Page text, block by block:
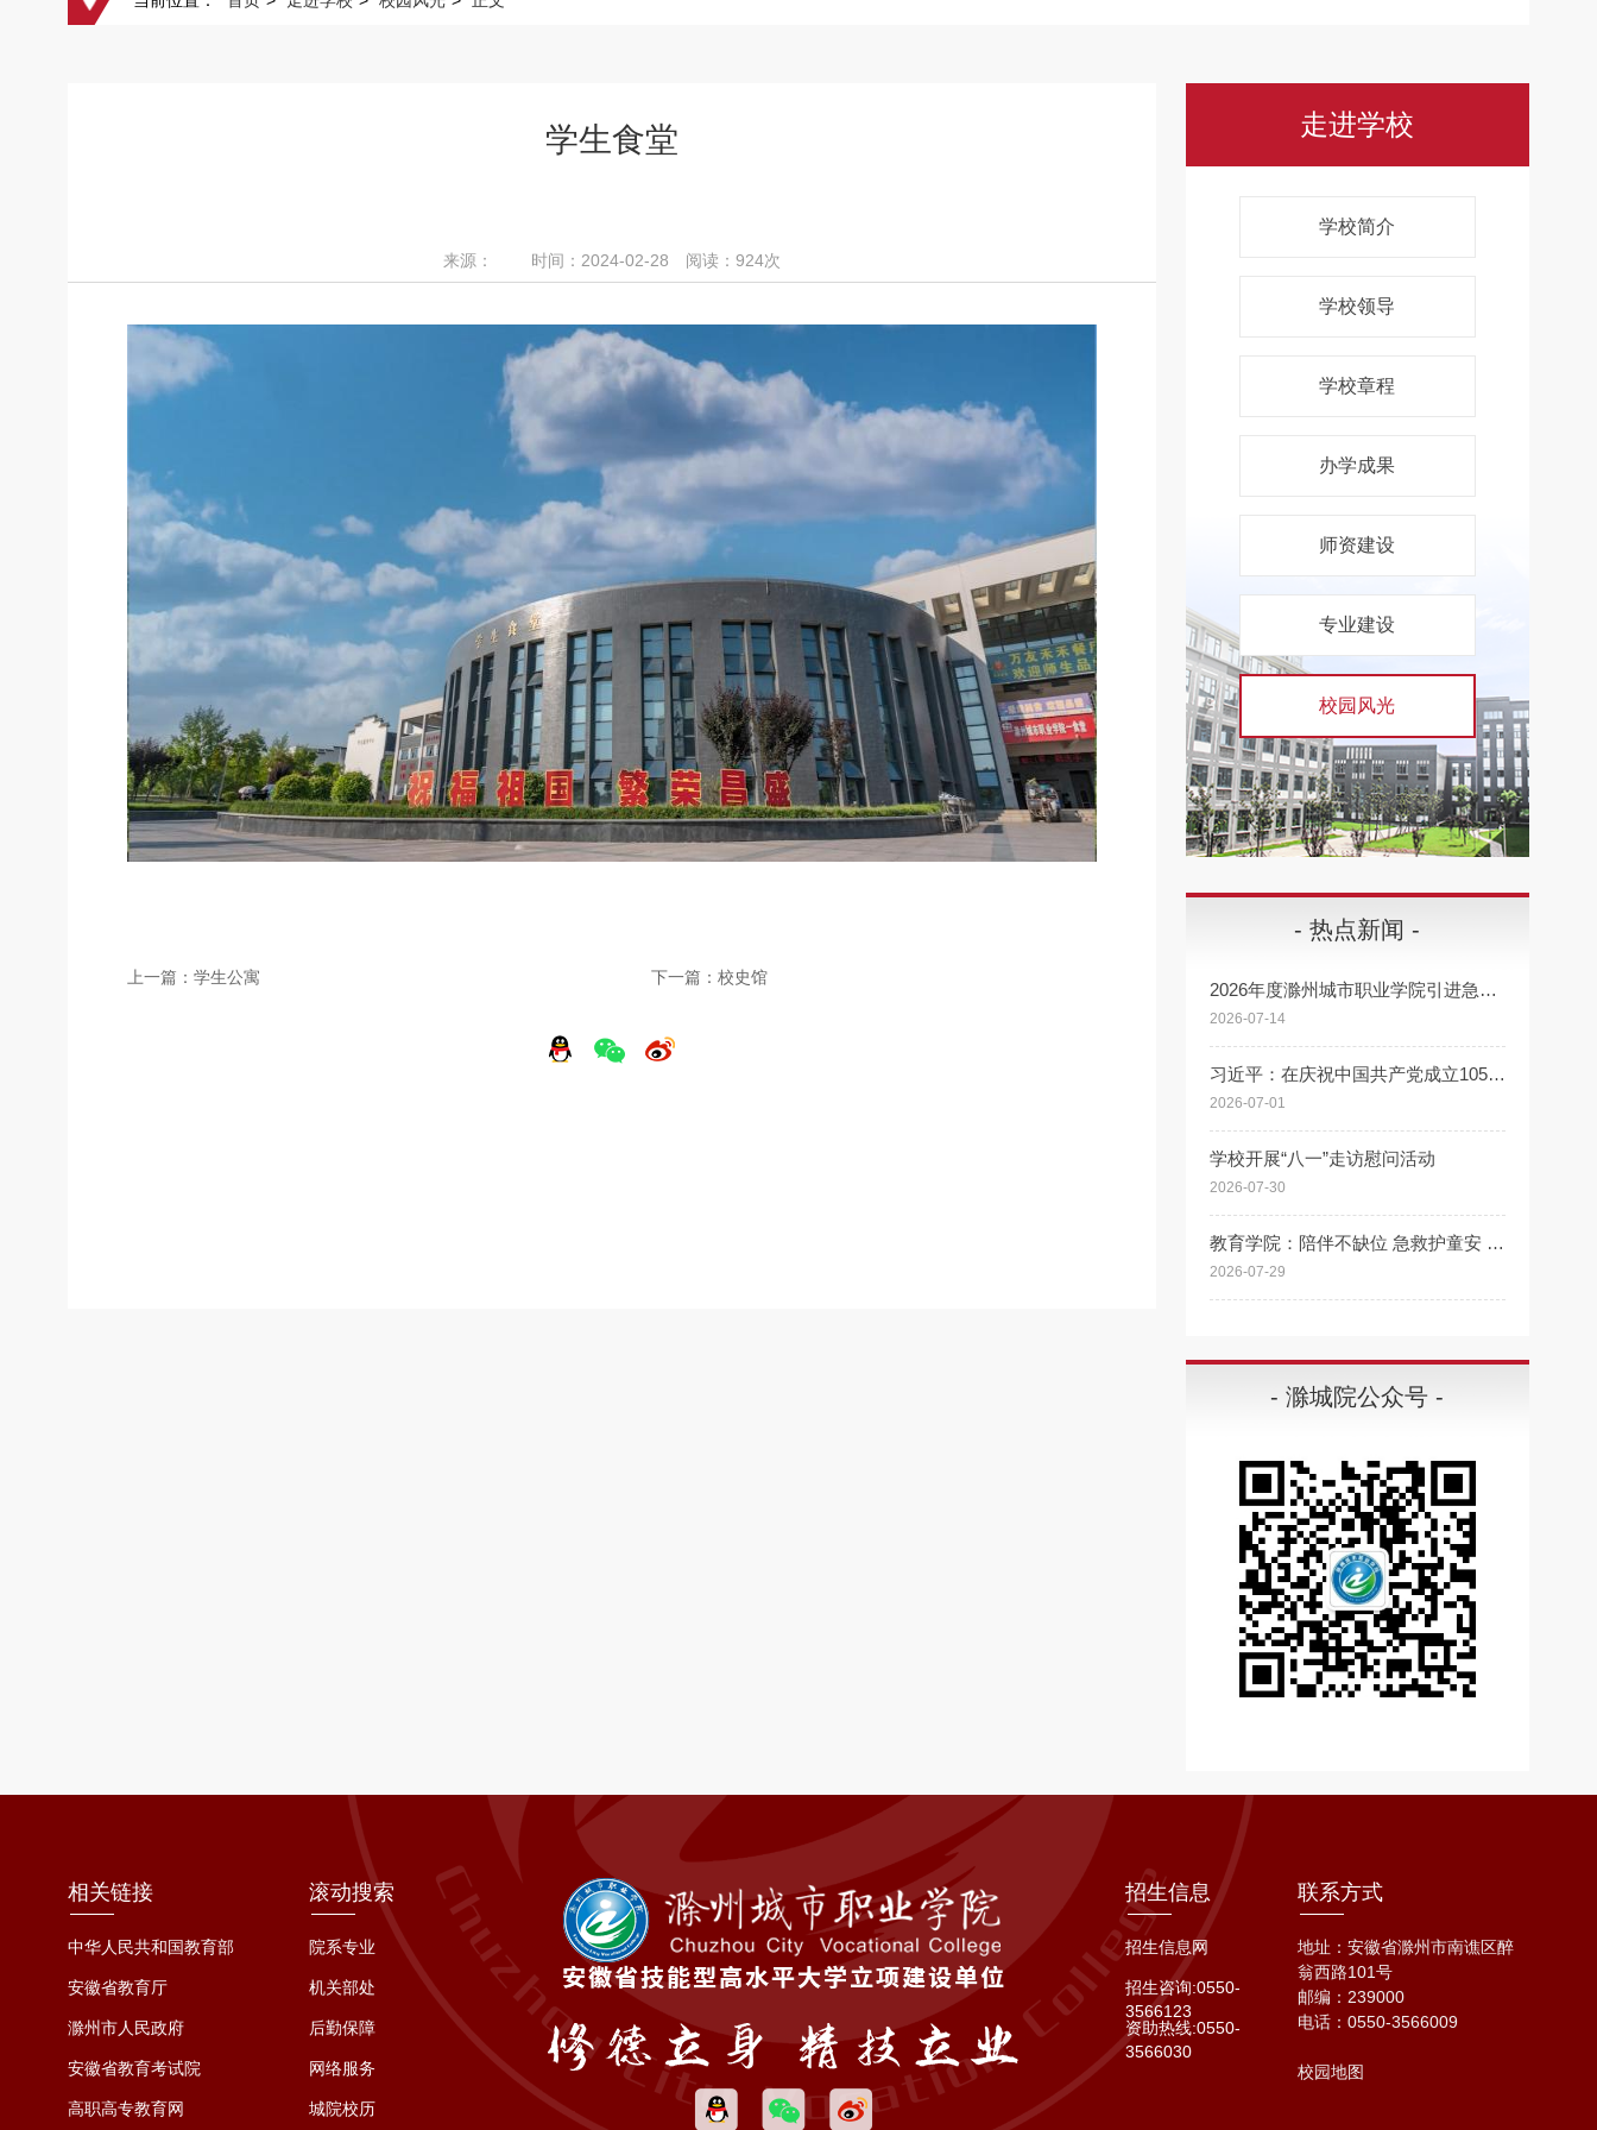
走进学校
学校简介
学校领导
学校章程
办学成果
师资建设
专业建设
校园风光
- 热点新闻 -
2026年度滁州城市职业学院引进急需紧缺高层次人才公告
2026-07-14
习近平：在庆祝中国共产党成立105周年大会上的讲话
2026-07-01
学校开展“八一”走访慰问活动
2026-07-30
教育学院：陪伴不缺位 急救护童安 “好爸爸课堂”走进同乐社区开展专题授课
2026-07-29
- 滁城院公众号 -
学生食堂
来源： 时间：2024-02-28 阅读：924次
上一篇：学生公寓 下一篇：校史馆
相关链接
中华人民共和国教育部
安徽省教育厅
滁州市人民政府
安徽省教育考试院
高职高专教育网
滚动搜索
院系专业
机关部处
后勤保障
网络服务
城院校历
招生信息
招生信息网
招生咨询:0550-
3566123
资助热线:0550-
3566030
联系方式
地址：安徽省滁州市南谯区醉
翁西路101号
邮编：239000
电话： 0550-3566009
校园地图